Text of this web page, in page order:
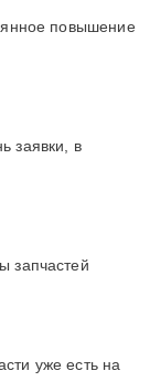
повышение
заявки, в
запчастей
уже есть на